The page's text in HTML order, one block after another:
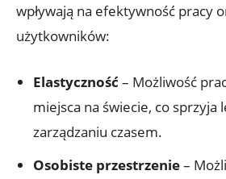
wpływają na efektywność pracy
użytkowników:
Elastyczność– Możliwość
miejsca na świecie, co sprzyja
zarządzaniu czasem.
Osobiste przestrzenie–